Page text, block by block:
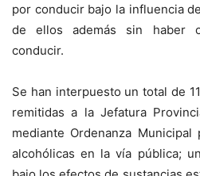
por conducir bajo la influencia
de ellos además sin haber
conducir.
Se han interpuesto un total de
remitidas a la Jefatura
mediante Ordenanza
alcohólicas en la vía pública;